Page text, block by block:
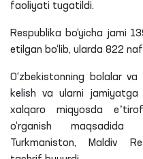
faoliyati tugatildi.
Respublika bo‘yicha jami
etilgan bo‘lib, ularda 822
O‘zbekistonning bolalar
kelish va ularni jamiyatga
xalqaro miqyosda
o‘rganish maqsadida
Turkmaniston,
Maldiv